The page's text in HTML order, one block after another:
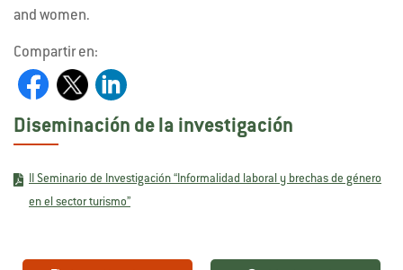
and women.
Compartir en:
Diseminación de la investigación
II Seminario de Investigación “Informalidad laboral y brechas de género
en el sector turismo”